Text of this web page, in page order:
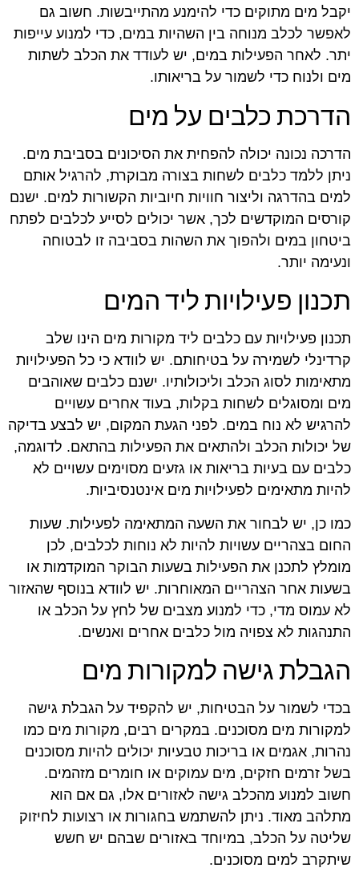
יקבל מים מתוקים כדי להימנע מהתייבשות. חשוב גם
לאפשר לכלב מנוחה בין השהיות במים, כדי למנוע עייפות
יתר. לאחר הפעילות במים, יש לעודד את הכלב לשתות
מים ולנוח כדי לשמור על בריאותו.
הדרכת כלבים על מים
הדרכה נכונה יכולה להפחית את הסיכונים בסביבת מים.
ניתן ללמד כלבים לשחות בצורה מבוקרת, להרגיל אותם
למים בהדרגה וליצור חוויות חיוביות הקשורות למים. ישנם
קורסים המוקדשים לכך, אשר יכולים לסייע לכלבים לפתח
ביטחון במים ולהפוך את השהות בסביבה זו לבטוחה
ונעימה יותר.
תכנון פעילויות ליד המים
תכנון פעילויות עם כלבים ליד מקורות מים הינו שלב
קרדינלי לשמירה על בטיחותם. יש לוודא כי כל הפעילויות
מתאימות לסוג הכלב וליכולותיו. ישנם כלבים שאוהבים
מים ומסוגלים לשחות בקלות, בעוד אחרים עשויים
להרגיש לא נוח במים. לפני הגעת המקום, יש לבצע בדיקה
של יכולות הכלב ולהתאים את הפעילות בהתאם. לדוגמה,
כלבים עם בעיות בריאות או גזעים מסוימים עשויים לא
להיות מתאימים לפעילויות מים אינטנסיביות.
כמו כן, יש לבחור את השעה המתאימה לפעילות. שעות
החום בצהריים עשויות להיות לא נוחות לכלבים, לכן
מומלץ לתכנן את הפעילות בשעות הבוקר המוקדמות או
בשעות אחר הצהריים המאוחרות. יש לוודא בנוסף שהאזור
לא עמוס מדי, כדי למנוע מצבים של לחץ על הכלב או
התנהגות לא צפויה מול כלבים אחרים ואנשים.
הגבלת גישה למקורות מים
בכדי לשמור על הבטיחות, יש להקפיד על הגבלת גישה
למקורות מים מסוכנים. במקרים רבים, מקורות מים כמו
נהרות, אגמים או בריכות טבעיות יכולים להיות מסוכנים
בשל זרמים חזקים, מים עמוקים או חומרים מזהמים.
חשוב למנוע מהכלב גישה לאזורים אלו, גם אם הוא
מתלהב מאוד. ניתן להשתמש בחגורות או רצועות לחיזוק
שליטה על הכלב, במיוחד באזורים שבהם יש חשש
שיתקרב למים מסוכנים.